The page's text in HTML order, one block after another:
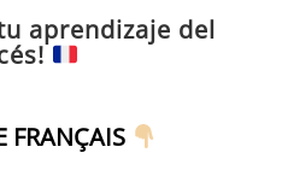
aprendizaje del
FRANÇAIS